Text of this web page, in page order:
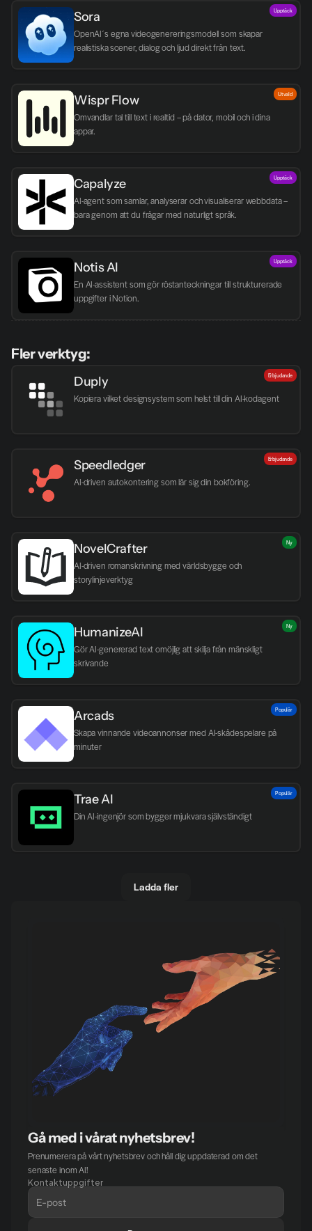
Sora
OpenAI´s egna videogenereringsmodell som skapar
realistiska scener, dialog och ljud direkt från text.
Upptäck
Wispr Flow
Omvandlar tal till text i realtid – på dator, mobil och i dina
appar.
Utvald
Capalyze
AI-agent som samlar, analyserar och visualiserar webbdata –
bara genom att du frågar med naturligt språk.
Upptäck
Notis AI
En AI-assistent som gör röstanteckningar till strukturerade
Upptäck
Fler verktyg:
Duply
Kopiera vilket designsystem som helst till din AI-kodagent
Erbjudande
Speedledger
AI-driven autokontering som lär sig din bokföring.
Erbjudande
NovelCrafter
AI-driven romanskrivning med världsbygge och
storylinjeverktyg
Ny
HumanizeAI
Gör AI-genererad text omöjlig att skilja från mänskligt
skrivande
Ny
Arcads
Skapa vinnande videoannonser med AI-skådespelare på
minuter
Populär
Trae AI
Din AI-ingenjör som bygger mjukvara självständigt
Populär
Ladda fler
Gå med i vårat nyhetsbrev!
Prenumerera på vårt nyhetsbrev och håll dig uppdaterad om det
senaste inom AI!
Kontaktuppgifter